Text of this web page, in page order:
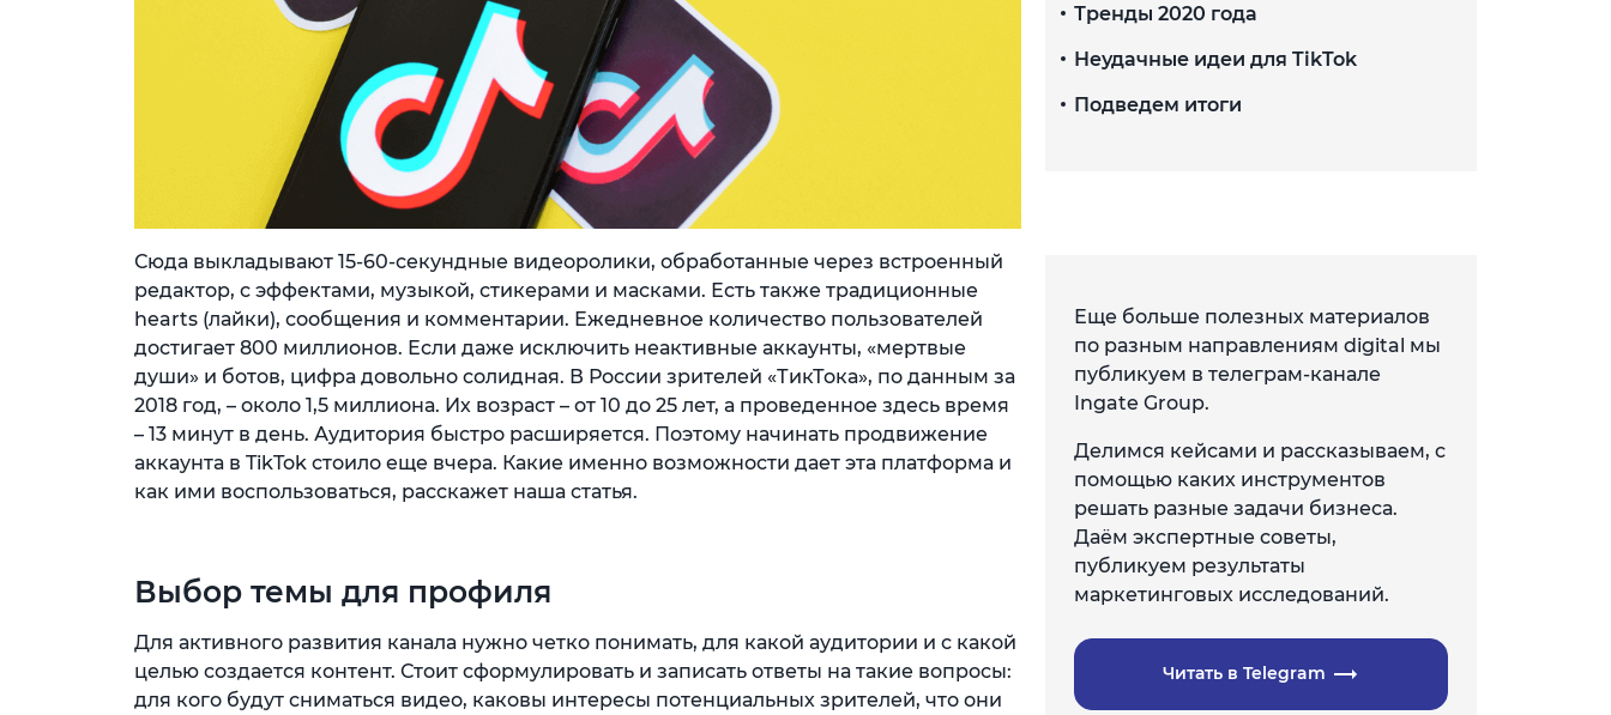
Сюда выкладывают 15-60-секундные видеоролики, обработанные через встроенный
редактор, с эффектами, музыкой, стикерами и масками. Есть также традиционные
hearts (лайки), сообщения и комментарии. Ежедневное количество пользователей
достигает 800 миллионов. Если даже исключить неактивные аккаунты, «мертвые
души» и ботов, цифра довольно солидная. В России зрителей «ТикТока», по данным за
2018 год, – около 1,5 миллиона. Их возраст – от 10 до 25 лет, а проведенное здесь время
– 13 минут в день. Аудитория быстро расширяется. Поэтому начинать продвижение
аккаунта в TikTok стоило еще вчера. Какие именно возможности дает эта платформа и
как ими воспользоваться, расскажет наша статья.
Выбор темы для профиля
Для активного развития канала нужно четко понимать, для какой аудитории и с какой
целью создается контент. Стоит сформулировать и записать ответы на такие вопросы:
для кого будут сниматься видео, каковы интересы потенциальных зрителей, что они
Тренды 2020 года
Неудачные идеи для TikTok
Подведем итоги
Еще больше полезных материалов
по разным направлениям digital мы
публикуем в телеграм-канале
Ingate Group.
Делимся кейсами и рассказываем, с
помощью каких инструментов
решать разные задачи бизнеса.
Даём экспертные советы,
публикуем результаты
маркетинговых исследований.
Читать в Telegram